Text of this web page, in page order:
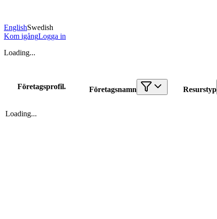
EnglishSwedish
Kom igångLogga in
Loading...
Företagsprofil. Företagsnamn Resurstyp
Loading...